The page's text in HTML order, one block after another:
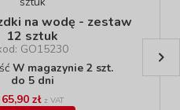
na wodę - zestaw
12 sztuk
GO15230
W magazynie 2 szt.
do 5 dni
65,90 zł z VAT